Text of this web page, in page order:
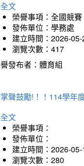
文
榮譽事項：全國競賽
發佈單位：學務處
建立時間：2026-
瀏覽次數：417
發布者：體育組
聲鼓勵!！！114學年
文
榮譽事項：
發佈單位：
建立時間：2026-
瀏覽次數：280